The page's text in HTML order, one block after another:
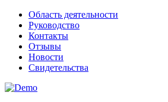
Область деятельности
Руководство
Контакты
Отзывы
Новости
Свидетельства